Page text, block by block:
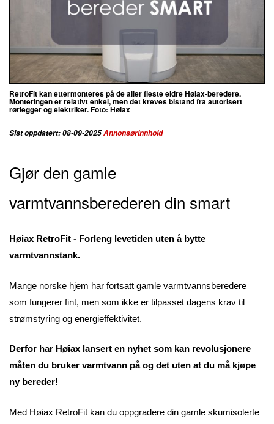
RetroFit kan ettermonteres på de aller fleste eldre Høiax-beredere.
Monteringen er relativt enkel, men det kreves bistand fra autorisert
rørlegger og elektriker. Foto: Høiax
Sist oppdatert: 08-09-2025Annonsørinnhold
Gjør den gamle
varmtvannsberederen din smart
Høiax RetroFit - Forleng levetiden uten å bytte
varmtvannstank.
Mange norske hjem har fortsatt gamle varmtvannsberedere
som fungerer fint, men som ikke er tilpasset dagens krav til
strømstyring og energieffektivitet.
Derfor har Høiax lansert en nyhet som kan revolusjonere
måten du bruker varmtvann på og det uten at du må kjøpe
ny bereder!
Med Høiax RetroFit kan du oppgradere din gamle skumisolerte